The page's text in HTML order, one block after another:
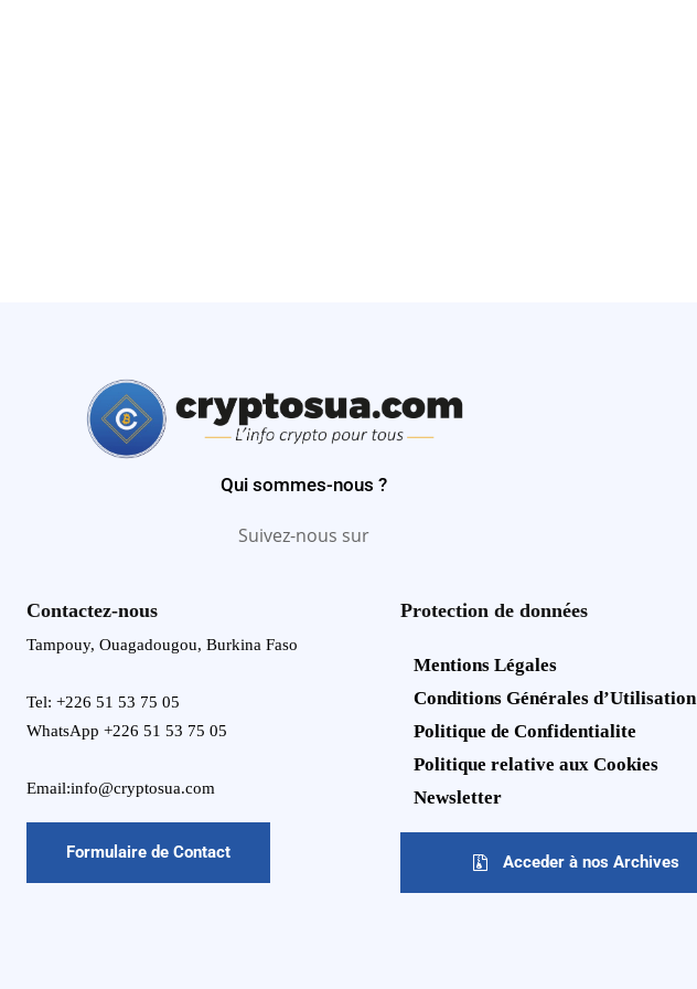
Qui sommes-nous ?
Suivez-nous sur
Contactez-nous
Tampouy, Ouagadougou, Burkina Faso
Tel: +226 51 53 75 05
WhatsApp +226 51 53 75 05
Email:info@cryptosua.com
Formulaire de Contact
Protection de données
Mentions Légales
Conditions Générales d’Utilisation
Politique de Confidentialite
Politique relative aux Cookies
Newsletter
Acceder à nos Archives